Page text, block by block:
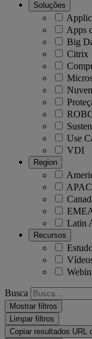
Soluções
Apps
Big
Citrix
Use
VDI
Region
APAC
Latin
Recursos
Busca
Mostrar filtros
Limpar filtros
Copiar resultados URL